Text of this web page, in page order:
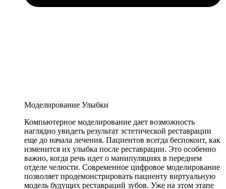
Моделирование Улыбки
Компьютерное моделирование дает возможность
наглядно увидеть результат эстетической реставрации
еще до начала лечения. Пациентов всегда беспокоит, как
изменится их улыбка после реставрации. Это особенно
важно, когда речь идет о манипуляциях в переднем
отделе челюсти. Современное цифровое моделирование
позволяет продемонстрировать пациенту виртуальную
модель будущих реставраций зубов. Уже на этом этапе